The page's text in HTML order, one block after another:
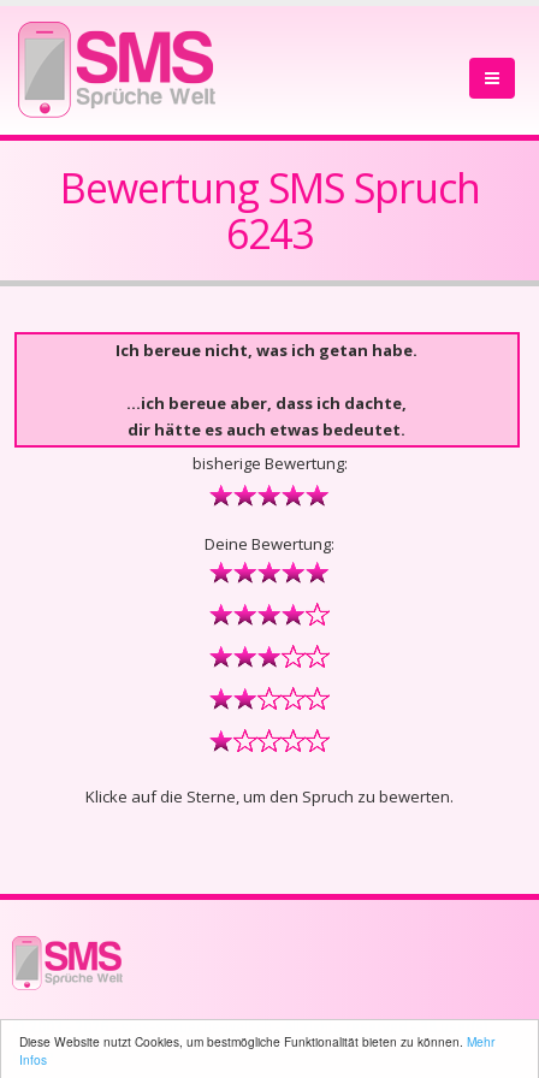
Diese Website nutzt Cookies, um bestmögliche Funktionalität bieten zu können. Mehr
Infos
Bewertung SMS Spruch
6243
Ich bereue nicht, was ich getan habe.
...ich bereue aber, dass ich dachte,
dir hätte es auch etwas bedeutet.
bisherige Bewertung:
Deine Bewertung:
Klicke auf die Sterne, um den Spruch zu bewerten.
© 2003 - 2026 -sms-sprueche-welt.ch- All rights reserved -38 user(s)
online